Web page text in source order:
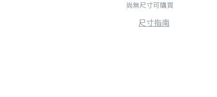
尚無尺寸可購買
尺寸指南